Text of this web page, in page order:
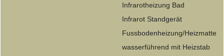
Infrarotheizung Bad
Infrarot Standgerät
Fussbodenheizung/Heizmatte
wasserführend mit Heizstab